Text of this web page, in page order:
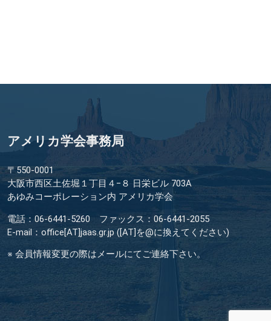
アメリカ学会事務局
〒550-0001
大阪市西区土佐堀１丁目４−８ 日栄ビル 703A
あゆみコーポレーション内 アメリカ学会
電話：06-6441-5260 ファックス：06-6441-2055
E-mail：office[AT]jaas.gr.jp ([AT]を@に換えてください)
※ 会員情報変更の際はメールにてご連絡下さい。